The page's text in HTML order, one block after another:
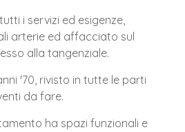
i servizi ed esigenze,
arterie ed affacciato sul
alla tangenziale.
'70, rivisto in tutte le parti
da fare.
ha spazi funzionali e